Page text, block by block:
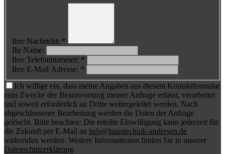
Ihre Nachricht: *
Ihr Name:
Ihre Telefonnummer: *
Ihre E-Mail Adresse: *
Ich willige ein, dass meine Angaben aus diesem Kontaktformular
zum Zwecke der Beantwortung meiner Anfrage erfasst, verarbeitet
und soweit erforderlich an Dritte weitergeleitet werden. Nach
abgeschlossener Bearbeitung werden die Daten der Anfrage
gelöscht. Bitte beachten: Die erteilte Einwilligung kann jederzeit für
die Zukunft per E-Mail an info@haustechnik-andresen.de
widerrufen werden. Weitere Informationen finden Sie in unserer
Datenschutzerklärung.